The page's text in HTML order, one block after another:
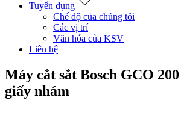
Tuyển dụng
Chế độ của chúng tôi
Các vị trí
Văn hóa của KSV
Liên hệ
Máy cắt sắt Bosch GCO
giấy nhám